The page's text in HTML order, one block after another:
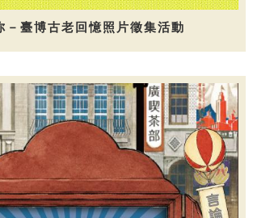
－臺博古老回憶照片徵集活動